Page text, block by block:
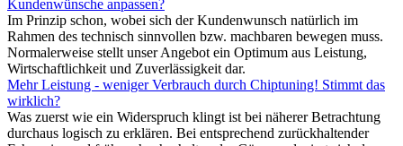
Kundenwünsche anpassen?
Im Prinzip schon, wobei sich der Kundenwunsch natürlich im
Rahmen des technisch sinnvollen bzw. machbaren bewegen muss.
Normalerweise stellt unser Angebot ein Optimum aus Leistung,
Wirtschaftlichkeit und Zuverlässigkeit dar.
Mehr Leistung - weniger Verbrauch durch Chiptuning! Stimmt das
wirklich?
Was zuerst wie ein Widerspruch klingt ist bei näherer Betrachtung
durchaus logisch zu erklären. Bei entsprechend zurückhaltender